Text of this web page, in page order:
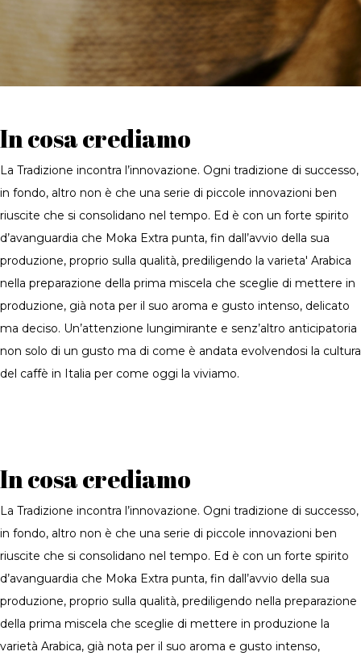
In cosa crediamo
La Tradizione incontra l’innovazione. Ogni tradizione di successo,
in fondo, altro non è che una serie di piccole innovazioni ben
riuscite che si consolidano nel tempo. Ed è con un forte spirito
d’avanguardia che Moka Extra punta, fin dall’avvio della sua
produzione, proprio sulla qualità, prediligendo la varieta' Arabica
nella preparazione della prima miscela che sceglie di mettere in
produzione, già nota per il suo aroma e gusto intenso, delicato
ma deciso. Un’attenzione lungimirante e senz’altro anticipatoria
non solo di un gusto ma di come è andata evolvendosi la cultura
del caffè in Italia per come oggi la viviamo.
In cosa crediamo
La Tradizione incontra l’innovazione. Ogni tradizione di successo,
in fondo, altro non è che una serie di piccole innovazioni ben
riuscite che si consolidano nel tempo. Ed è con un forte spirito
d’avanguardia che Moka Extra punta, fin dall’avvio della sua
produzione, proprio sulla qualità, prediligendo nella preparazione
della prima miscela che sceglie di mettere in produzione la
varietà Arabica, già nota per il suo aroma e gusto intenso,